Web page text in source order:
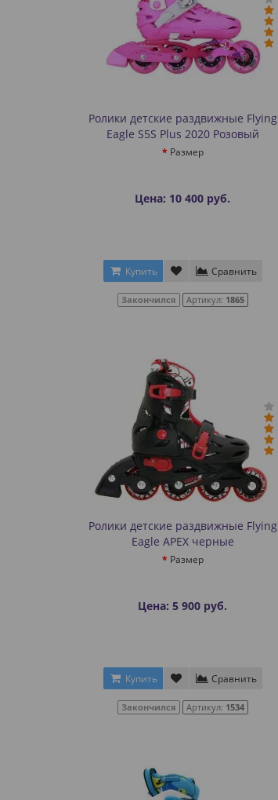
Ролики детские раздвижные Flying
Eagle S5S Plus 2020 Розовый
Размер
Цена: 10 400 руб.
Купить Сравнить
Закончился Артикул: 1865
Ролики детские раздвижные Flying
Eagle APEX черные
Размер
Цена: 5 900 руб.
Купить Сравнить
Закончился Артикул: 1534